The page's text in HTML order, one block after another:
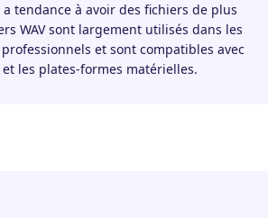
tendance à avoir des fichiers de plus
WAV sont largement utilisés dans les
et sont compatibles avec
les plates-formes matérielles.